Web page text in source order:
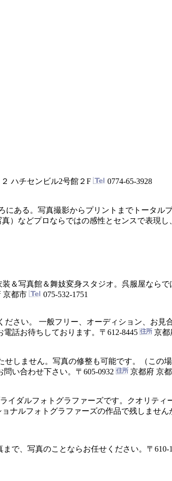
ハチセンビル2号館２F 0774-65-3928
にある。写真撮影からプリントまでトータル
）などプロならではの感性とセンスで表現
＆写真館＆舞妓変身スタジオ。呉服屋なら
京都市 075-532-1751
さい。 一般フリー、オーディション、お
話お待ちしております。 〒612-8445 京
せしません。写真の修整も可能です。（この
い合わせ下さい。 〒605-0932 京都府 京
イダルフォトグラファーズです。クオリテ
ナルフォトグラファーズの作品で残しません
で、写真のことならお任せください。 〒610-